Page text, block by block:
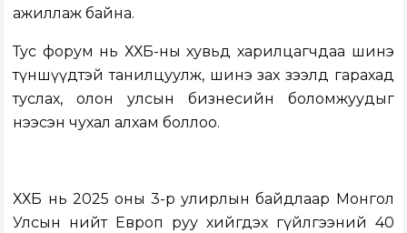
ажиллаж байна.
Тус форум нь ХХБ-ны хувьд харилцагчдаа шинэ
түншүүдтэй танилцуулж, шинэ зах зээлд гарахад
туслах, олон улсын бизнесийн боломжуудыг
нээсэн чухал алхам боллоо.
ХХБ нь 2025 оны 3-р улирлын байдлаар Монгол
Улсын нийт Европ руу хийгдэх гүйлгээний 40